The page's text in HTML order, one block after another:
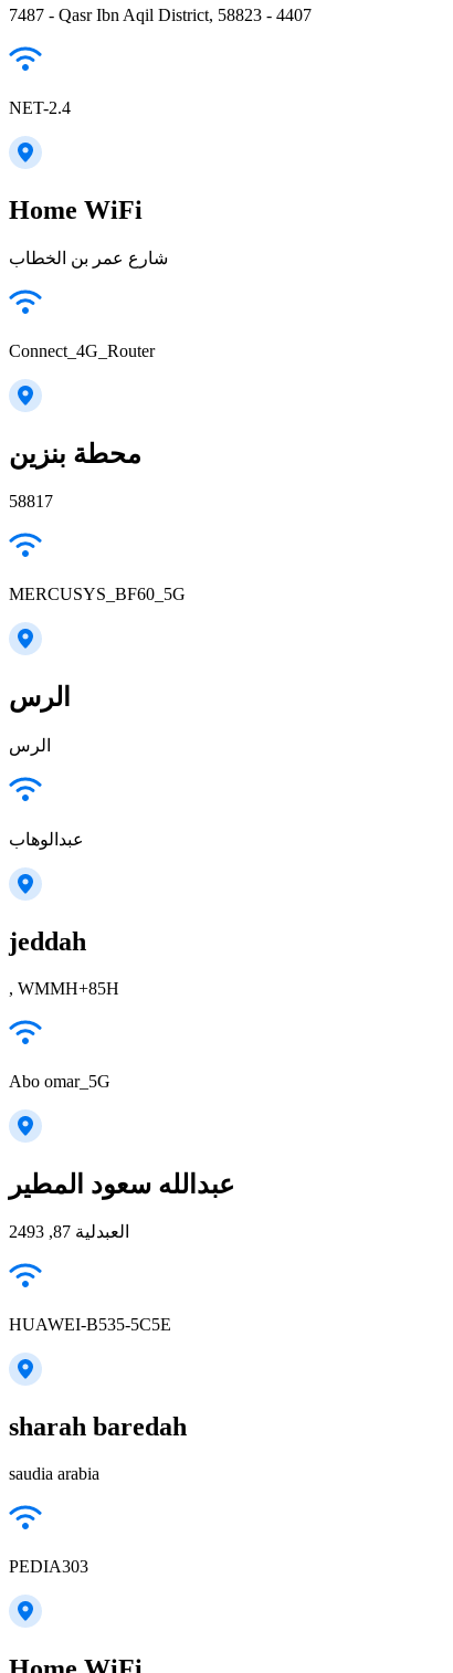
7487 - Qasr Ibn Aqil District, 58823 - 4407
NET-2.4
Home WiFi
شارع عمر بن الخطاب
Connect_4G_Router
محطة بنزين
58817
MERCUSYS_BF60_5G
الرس
الرس
عبدالوهاب
jeddah
, WMMH+85H
Abo omar_5G
عبدالله سعود المطير
العبدلية 87, 2493
HUAWEI-B535-5C5E
sharah baredah
saudia arabia
PEDIA303